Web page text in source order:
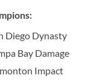
Diego Dynasty
Bay Damage
Impact